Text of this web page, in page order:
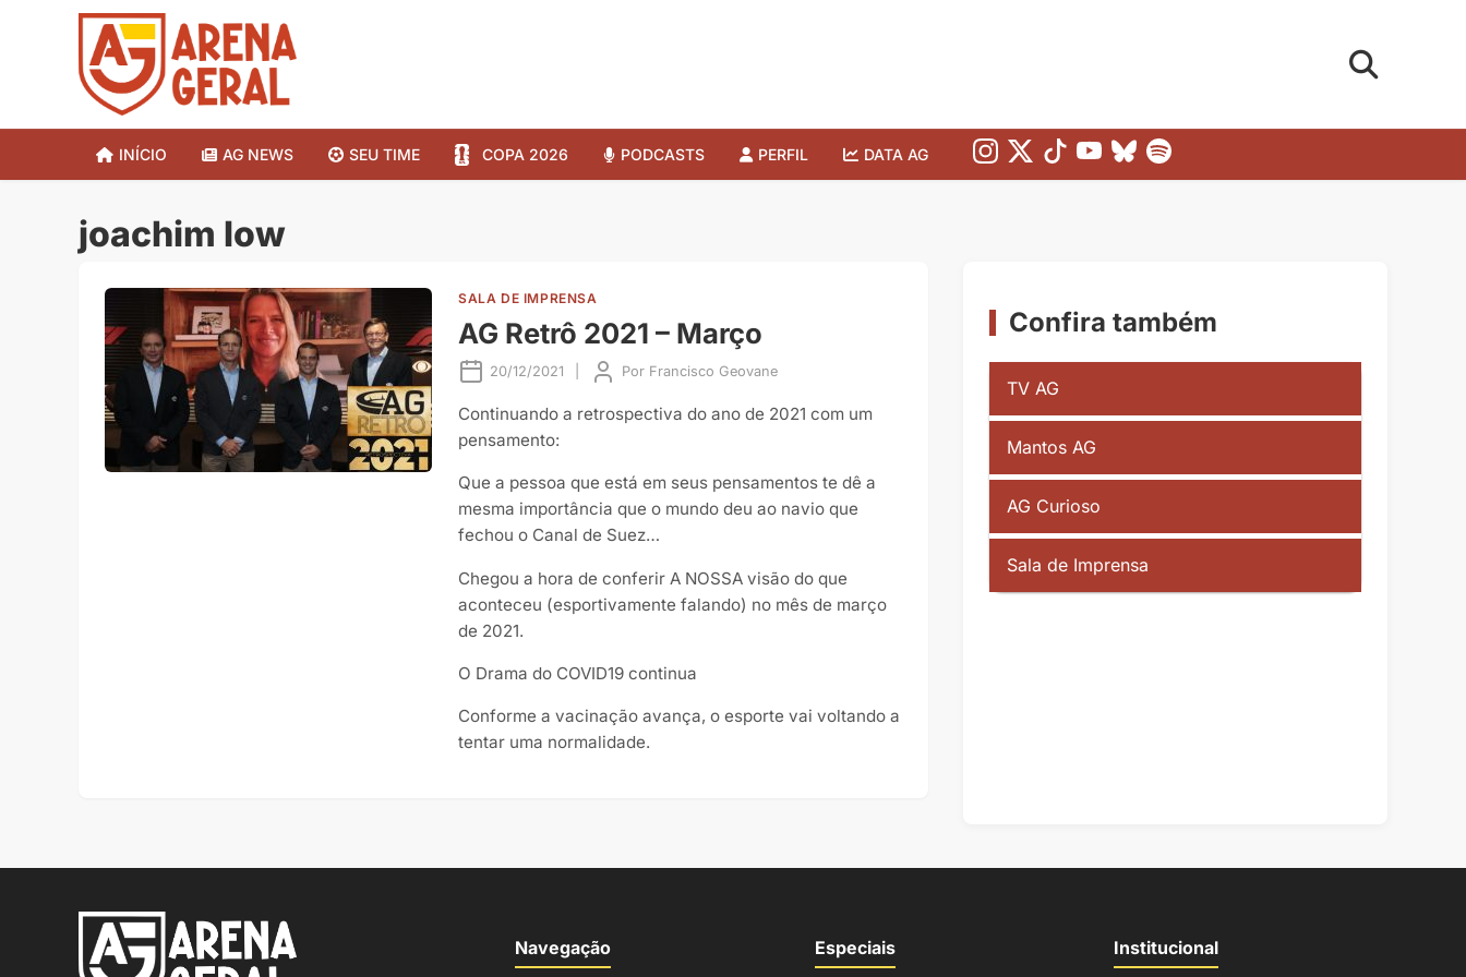
INÍCIO AG NEWS SEU TIME COPA 2026 PODCASTS PERFIL DATA AG
joachim low
SALA DE IMPRENSA
AG Retrô 2021 – Março
20/12/2021 Por Francisco Geovane
Continuando a retrospectiva do ano de 2021 com um
pensamento:
Que a pessoa que está em seus pensamentos te dê a
mesma importância que o mundo deu ao navio que
fechou o Canal de Suez…
Chegou a hora de conferir A NOSSA visão do que
aconteceu (esportivamente falando) no mês de março
de 2021.
O Drama do COVID19 continua
Conforme a vacinação avança, o esporte vai voltando a
tentar uma normalidade.
Confira também
TV AG
Mantos AG
AG Curioso
Sala de Imprensa
Navegação Especiais Institucional